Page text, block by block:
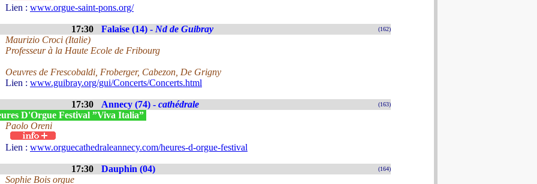
Lien : www.orgue-saint-pons.org/
17:30 Falaise (14) - Nd de Guibray (162)
Maurizio Croci (Italie)
Professeur à la Haute Ecole de Fribourg
Oeuvres de Frescobaldi, Froberger, Cabezon, De Grigny
Lien : www.guibray.org/gui/Concerts/Concerts.html
17:30 Annecy (74) - cathédrale (163)
D'Orgue Festival ”Viva Italia”
Paolo Oreni
Lien : www.orguecathedraleannecy.com/heures-d-orgue-festival
17:30 Dauphin (04) (164)
Sophie Bois orgue